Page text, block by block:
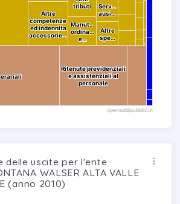
Altre
competenze
ed indennita
accessorie…
Altre
competenze
ed indennita
accessorie…
Manut…
ordina…
e…
Manut…
ordina…
e…
Altre
spe…
Altre
spe…
Serv…
ausi…
Serv…
ausi…
tributi
tributi
Ritenute previdenziali
e assistenziali al
personale
Ritenute previdenziali
e assistenziali al
personale
opensoldipubblici.it
delle uscite per l'ente
WALSER ALTA VALLE
(anno 2010)